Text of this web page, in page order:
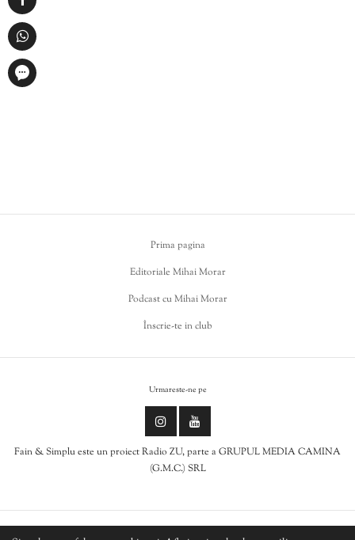
Prima pagina
Editoriale Mihai Morar
Podcast cu Mihai Morar
Înscrie-te in club
Urmareste-ne pe
Fain & Simplu este un proiect Radio ZU, parte a GRUPUL MEDIA CAMINA
(G.M.C.) SRL